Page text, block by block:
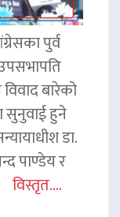
पुर्व
बारेको
सुनुवाई हुने
डा.
पाण्डेय र
विस्तृत....